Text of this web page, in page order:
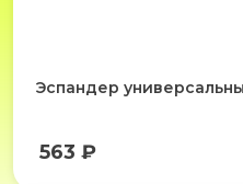
Эспандер
563 ₽